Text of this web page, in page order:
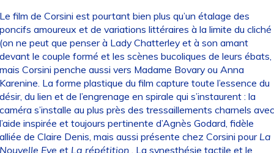
film de Corsini est pourtant bien plus qu’un étalage des
amoureux et de variations littéraires à la limite du cliché
ne peut que penser à Lady Chatterley et à son amant
le couple formé et les scènes bucoliques de leurs ébats,
Corsini penche aussi vers Madame Bovary ou Anna
La forme plastique du film capture toute l’essence du
du lien et de l’engrenage en spirale qui s’instaurent : la
s’installe au plus près des tressaillements charnels avec
inspirée et toujours pertinente d’Agnès Godard, fidèle
de Claire Denis, mais aussi présente chez Corsini pour La
Eve et La répétition. La synesthésie tactile et le